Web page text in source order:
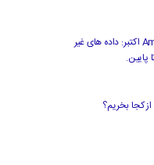
سرمایه گذاری Americas FX News 3 اکتبر: داده های غیر